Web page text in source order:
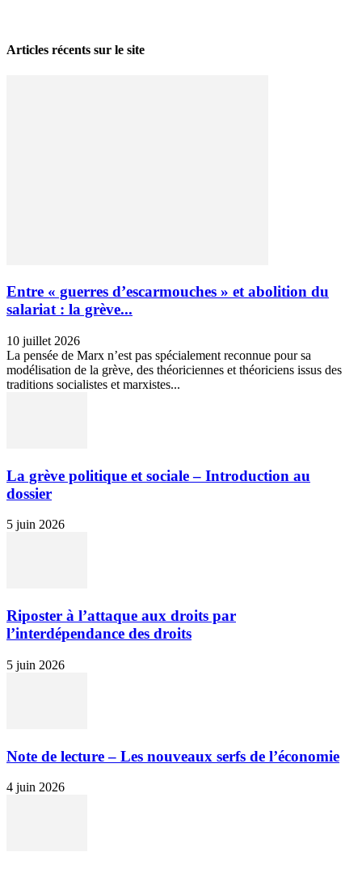
Articles récents sur le site
Entre « guerres d’escarmouches » et abolition du
salariat : la grève...
10 juillet 2026
La pensée de Marx n’est pas spécialement reconnue pour sa
modélisation de la grève, des théoriciennes et théoriciens issus des
traditions socialistes et marxistes...
La grève politique et sociale – Introduction au
dossier
5 juin 2026
Riposter à l’attaque aux droits par
l’interdépendance des droits
5 juin 2026
Note de lecture – Les nouveaux serfs de l’économie
4 juin 2026